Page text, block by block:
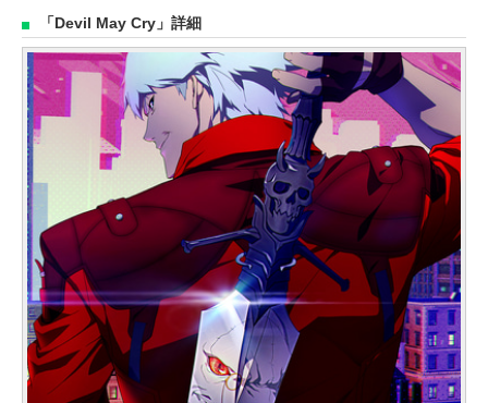
「Devil May Cry」詳細